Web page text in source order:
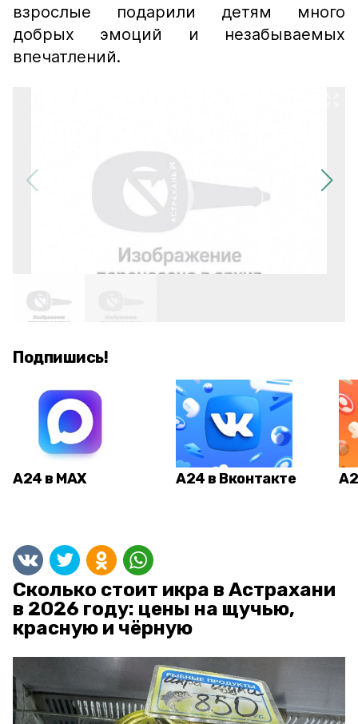
взрослые подарили детям много
добрых эмоций и незабываемых
впечатлений.
Подпишись!
А24 в MAX А24 в Вконтакте
Сколько стоит икра в Астрахани
в 2026 году: цены на щучью,
красную и чёрную